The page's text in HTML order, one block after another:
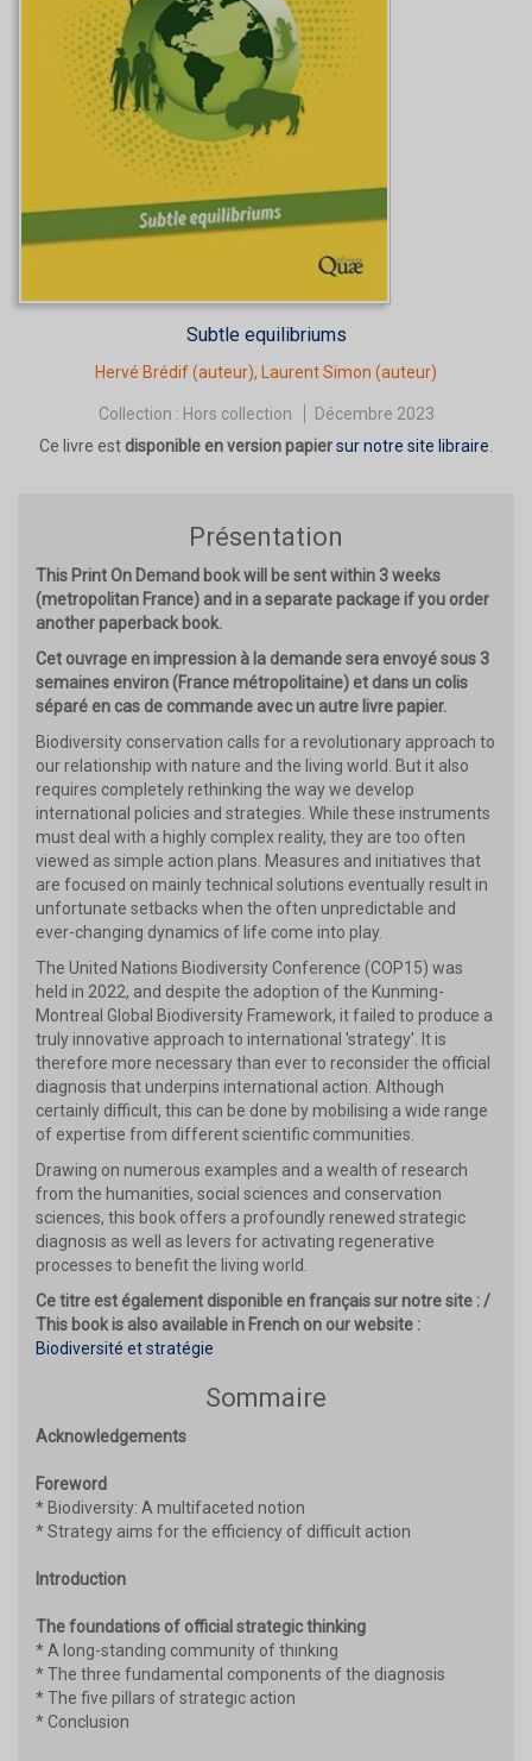
Subtle equilibriums
Hervé Brédif(auteur), Laurent Simon (auteur)
Collection : Hors collection
Décembre 2023
Ce livre est disponible en version papiersur notre site libraire
Présentation
This Print On Demand book will be sent within 3 weeks
(metropolitan France) and in a separate package if you order
another paperback book.
Cet ouvrage en impression à la demande sera envoyé sous 3
semaines environ (France métropolitaine) et dans un colis
séparé en cas de commande avec un autre livre papier.
Biodiversity conservation calls for a revolutionary approach to
our relationship with nature and the living world. But it also
requires completely rethinking the way we develop
international policies and strategies. While these instruments
must deal with a highly complex reality, they are too often
viewed as simple action plans. Measures and initiatives that
are focused on mainly technical solutions eventually result in
unfortunate setbacks when the often unpredictable and
ever-changing dynamics of life come into play.
The United Nations Biodiversity Conference (COP15) was
held in 2022, and despite the adoption of the Kunming-
Montreal Global Biodiversity Framework, it failed to produce a
truly innovative approach to international 'strategy'. It is
therefore more necessary than ever to reconsider the official
diagnosis that underpins international action. Although
certainly difficult, this can be done by mobilising a wide range
of expertise from different scientific communities.
Drawing on numerous examples and a wealth of research
from the humanities, social sciences and conservation
sciences, this book offers a profoundly renewed strategic
diagnosis as well as levers for activating regenerative
processes to benefit the living world.
Ce titre est également disponible en français sur notre site : /
This book is also available in French on our website :
Biodiversité et stratégie
Sommaire
Acknowledgements
Foreword
* Biodiversity: A multifaceted notion
* Strategy aims for the efficiency of difficult action
Introduction
The foundations of official strategic thinking
* A long-standing community of thinking
* The three fundamental components of the diagnosis
* The five pillars of strategic action
* Conclusion